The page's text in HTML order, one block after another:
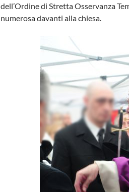
dell’Ordine di Stretta Osservanza
numerosa davanti alla chiesa.